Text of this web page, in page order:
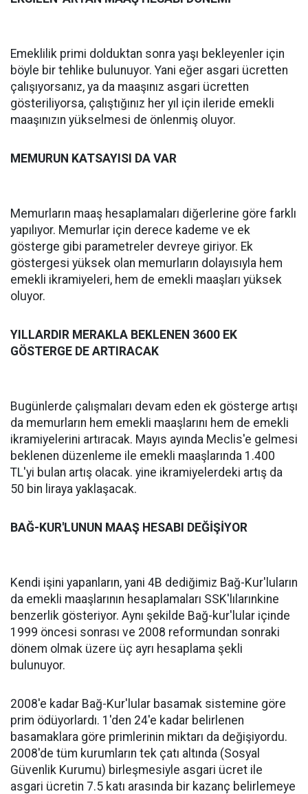
Emeklilik primi dolduktan sonra yaşı bekleyenler için
böyle bir tehlike bulunuyor. Yani eğer asgari ücretten
çalışıyorsanız, ya da maaşınız asgari ücretten
gösteriliyorsa, çalıştığınız her yıl için ileride emekli
maaşınızın yükselmesi de önlenmiş oluyor.
MEMURUN KATSAYISI DA VAR
Memurların maaş hesaplamaları diğerlerine göre farklı
yapılıyor. Memurlar için derece kademe ve ek
gösterge gibi parametreler devreye giriyor. Ek
göstergesi yüksek olan memurların dolayısıyla hem
emekli ikramiyeleri, hem de emekli maaşları yüksek
oluyor.
YILLARDIR MERAKLA BEKLENEN 3600 EK
GÖSTERGE DE ARTIRACAK
Bugünlerde çalışmaları devam eden ek gösterge artışı
da memurların hem emekli maaşlarını hem de emekli
ikramiyelerini artıracak. Mayıs ayında Meclis'e gelmesi
beklenen düzenleme ile emekli maaşlarında 1.400
TL'yi bulan artış olacak. yine ikramiyelerdeki artış da
50 bin liraya yaklaşacak.
BAĞ-KUR'LUNUN MAAŞ HESABI DEĞİŞİYOR
Kendi işini yapanların, yani 4B dediğimiz Bağ-Kur'luların
da emekli maaşlarının hesaplamaları SSK'lılarınkine
benzerlik gösteriyor. Aynı şekilde Bağ-kur'lular içinde
1999 öncesi sonrası ve 2008 reformundan sonraki
dönem olmak üzere üç ayrı hesaplama şekli
bulunuyor.
2008'e kadar Bağ-Kur'lular basamak sistemine göre
prim ödüyorlardı. 1'den 24'e kadar belirlenen
basamaklara göre primlerinin miktarı da değişiyordu.
2008'de tüm kurumların tek çatı altında (Sosyal
Güvenlik Kurumu) birleşmesiyle asgari ücret ile
asgari ücretin 7.5 katı arasında bir kazanç belirlemeye